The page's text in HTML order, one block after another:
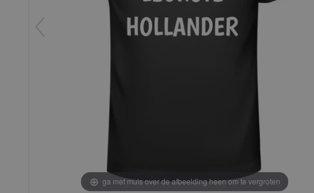
ga met muis over de afbeelding heen om te vergroten